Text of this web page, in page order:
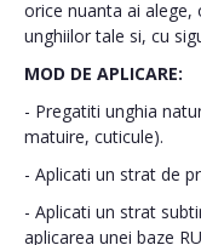
orice nuanta ai alege,
unghiilor tale si, cu
MOD DE APLICARE:
- Pregatiti unghia
matuire, cuticule).
- Aplicati un strat de
- Aplicati un strat
aplicarea unei baze